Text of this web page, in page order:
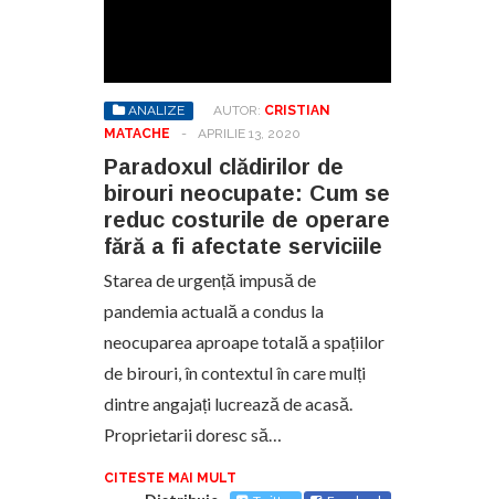
ANALIZE AUTOR: CRISTIAN
MATACHE
- APRILIE 13, 2020
Paradoxul clădirilor de
birouri neocupate: Cum se
reduc costurile de operare
fără a fi afectate serviciile
Starea de urgență impusă de
pandemia actuală a condus la
neocuparea aproape totală a spațiilor
de birouri, în contextul în care mulți
dintre angajați lucrează de acasă.
Proprietarii doresc să…
CITESTE MAI MULT